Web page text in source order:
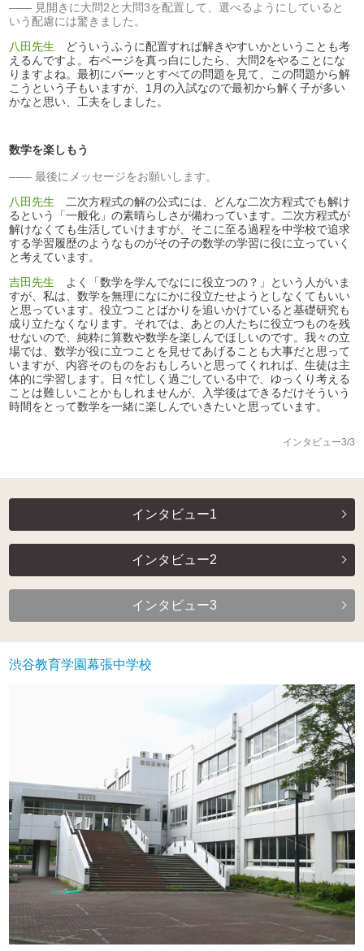
見開きに大問2と大問3を配置して、選べるようにしていると
いう配慮には驚きました。
八田先生 どういうふうに配置すれば解きやすいかということも考
えるんですよ。右ページを真っ白にしたら、大問2をやることにな
りますよね。最初にパーッとすべての問題を見て、この問題から解
こうという子もいますが、1月の入試なので最初から解く子が多い
かなと思い、工夫をしました。
数学を楽しもう
最後にメッセージをお願いします。
八田先生 二次方程式の解の公式には、どんな二次方程式でも解け
るという「一般化」の素晴らしさが備わっています。二次方程式が
解けなくても生活していけますが、そこに至る過程を中学校で追求
する学習履歴のようなものがその子の数学の学習に役に立っていく
と考えています。
吉田先生 よく「数学を学んでなにに役立つの？」という人がいま
すが、私は、数学を無理になにかに役立たせようとしなくてもいい
と思っています。役立つことばかりを追いかけていると基礎研究も
成り立たなくなります。それでは、あとの人たちに役立つものを残
せないので、純粋に算数や数学を楽しんでほしいのです。我々の立
場では、数学が役に立つことを見せてあげることも大事だと思って
いますが、内容そのものをおもしろいと思ってくれれば、生徒は主
体的に学習します。日々忙しく過ごしている中で、ゆっくり考える
ことは難しいことかもしれませんが、入学後はできるだけそういう
時間をとって数学を一緒に楽しんでいきたいと思っています。
インタビュー3/3
インタビュー1
インタビュー2
インタビュー3
渋谷教育学園幕張中学校